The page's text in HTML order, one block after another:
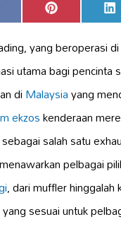
Share
on
Pinterest
yang beroperasi
utama bagi pencinta
diMalaysiayang
ekzoskenderaan
salah satu
pelbagai
, dari muffler
sesuai untuk